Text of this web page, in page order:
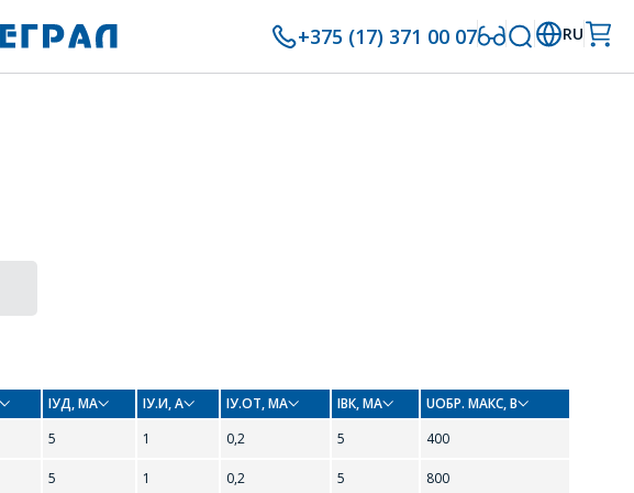
+375 (17) 371 00 07 RU
IУД, МА IУ.И, А IУ.ОТ, МА IВК, МА
UОБР. МАКС, В
5 1 0,2 5 400
5 1 0,2 5 800